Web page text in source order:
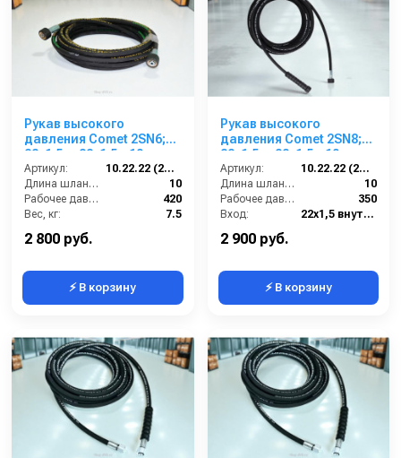
Рукав высокого
давления Comet 2SN6;
22х1,5 г- 22х1,5г; 10м
Артикул:
10.22.22 (2SN6)Comet
Длина шланга ВД (м):
10
Рабочее давление (бар):
420
Вес, кг:
7.5
2 800 руб.
⚡ В корзину
Рукав высокого
давления Comet 2SN8;
22х1,5 г- 22х1,5г; 10м +
защита от изгиба
Артикул:
10.22.22 (2SN8)Comet
Длина шланга ВД (м):
10
Рабочее давление (бар):
350
Вход:
22х1,5 внутренняя резьба
2 900 руб.
⚡ В корзину